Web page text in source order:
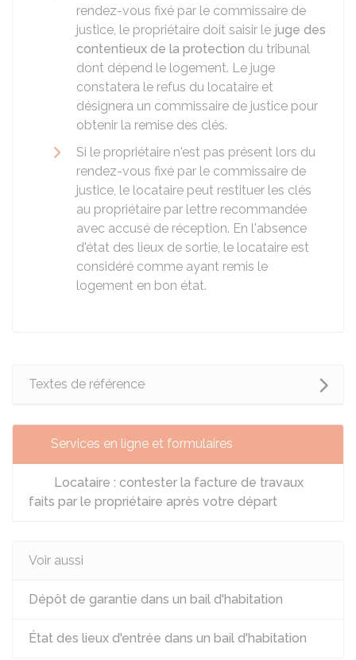
rendez-vous fixé par le commissaire de
justice, le propriétaire doit saisir le juge des
contentieux de la protection du tribunal
dont dépend le logement. Le juge
constatera le refus du locataire et
désignera un commissaire de justice pour
obtenir la remise des clés.
Si le propriétaire n'est pas présent lors du
rendez-vous fixé par le commissaire de
justice, le locataire peut restituer les clés
au propriétaire par lettre recommandée
avec accusé de réception. En l'absence
d'état des lieux de sortie, le locataire est
considéré comme ayant remis le
logement en bon état.
Textes de référence
Services en ligne et formulaires
Locataire : contester la facture de travaux
faits par le propriétaire après votre départ
Voir aussi
Dépôt de garantie dans un bail d'habitation
État des lieux d'entrée dans un bail d'habitation